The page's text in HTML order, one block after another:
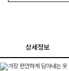
상세정보